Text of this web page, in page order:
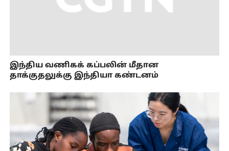
இந்திய வணிகக் கப்பலின் மீதான
தாக்குதலுக்கு இந்தியா கண்டனம்